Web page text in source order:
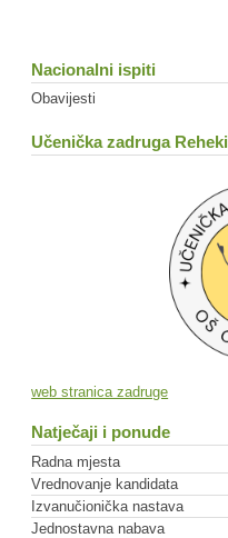
Nacionalni ispiti
Obavijesti
Učenička zadruga Reheki
web stranica zadruge
Natječaji i ponude
Radna mjesta
Vrednovanje kandidata
Izvanučionička nastava
Jednostavna nabava